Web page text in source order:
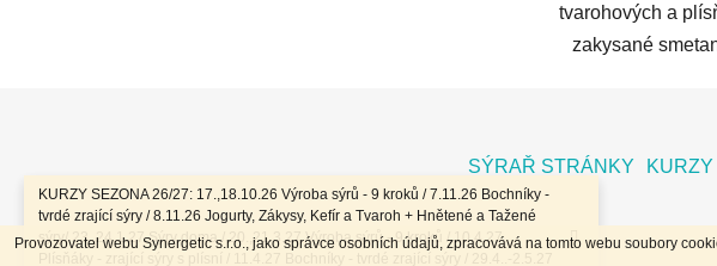
Provozovatel webu Synergetic s.r.o., jako správce osobních údajů, zpracovává na tomto webu soubory
KURZY SEZONA 26/27: 17.,18.10.26 Výroba sýrů - 9 kroků / 7.11.26 Bochníky -
tvrdé zrající sýry / 8.11.26 Jogurty, Zákysy, Kefír a Tvaroh + Hnětené a Tažené
sýry/ 23.,24.1.27 Sýry doma / 20.,21.3.27 Výroba sýrů - 9 kroků / 10.4.27
tvarohových a
zakysané
a
SÝRAŘ STRÁNKY